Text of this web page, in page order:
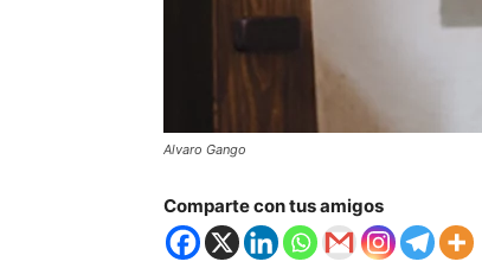
Alvaro Gango
Comparte con tus amigos